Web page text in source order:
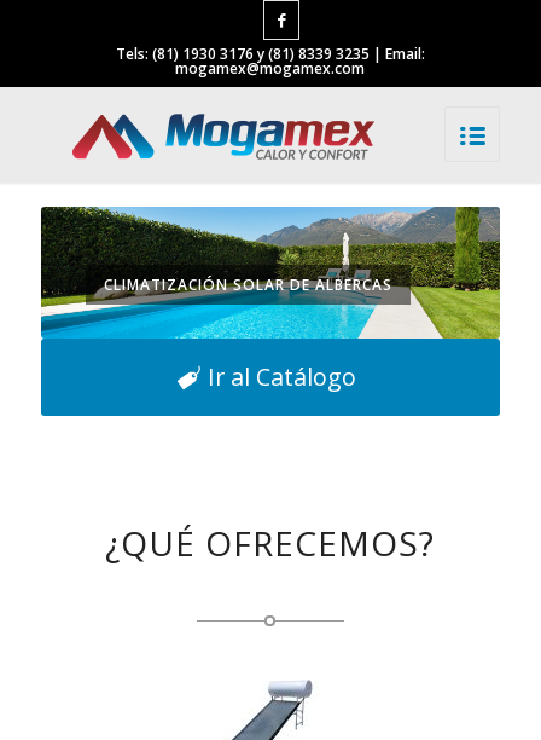
Tels: (81) 1930 3176 y (81) 8339 3235 | Email:
mogamex@mogamex.com
CLIMATIZACIÓN SOLAR DE ALBERCAS
Ir al Catálogo
¿QUÉ OFRECEMOS?